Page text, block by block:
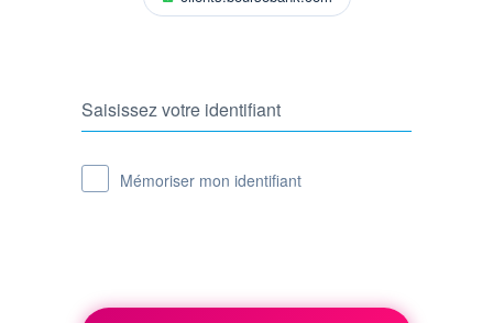
Mémoriser mon identifiant